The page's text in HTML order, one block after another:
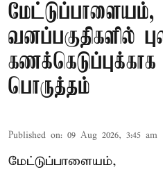
மேட்டுப்பாளையம்,
வனப்பகுதிகளில்
பொருத்தம்
Published on: 09 Aug 2026, 3:45 am
மேட்டுப்பாளையம்,